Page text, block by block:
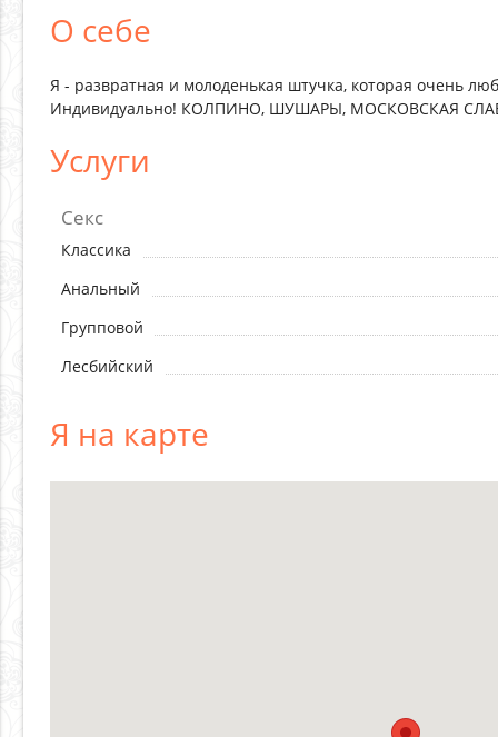
О себе
Я - развратная и молоденькая штучка, которая очень
Индивидуально! КОЛПИНО, ШУШАРЫ, МОСКОВСКАЯ
Услуги
Секс
Классика
Анальный
Групповой
Лесбийский
Я на карте